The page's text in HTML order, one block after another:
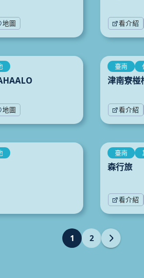
地圖 看介紹
地圖
臺南
津南寮椪
看介紹
臺南
森行旅
看介紹
1 2